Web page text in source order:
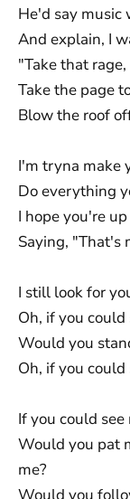
He'd say music
And explain, I
"Take that
Take the page
Blow the roof
I'm tryna make
Do everything
I hope you're
Saying, "That's
I still look for
Oh, if you
Would you
Oh, if you
If you could
Would you pat
me?